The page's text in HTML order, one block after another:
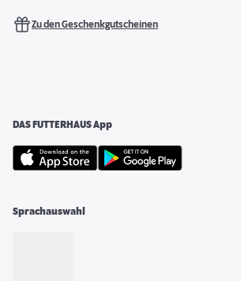
Zu den Geschenkgutscheinen
DAS FUTTERHAUS App
Sprachauswahl